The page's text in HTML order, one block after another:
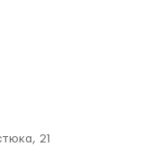
21